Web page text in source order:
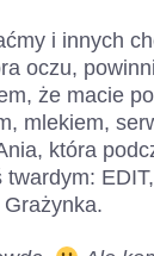
i innych
oczu,
że macie
mlekiem,
która
twardym: